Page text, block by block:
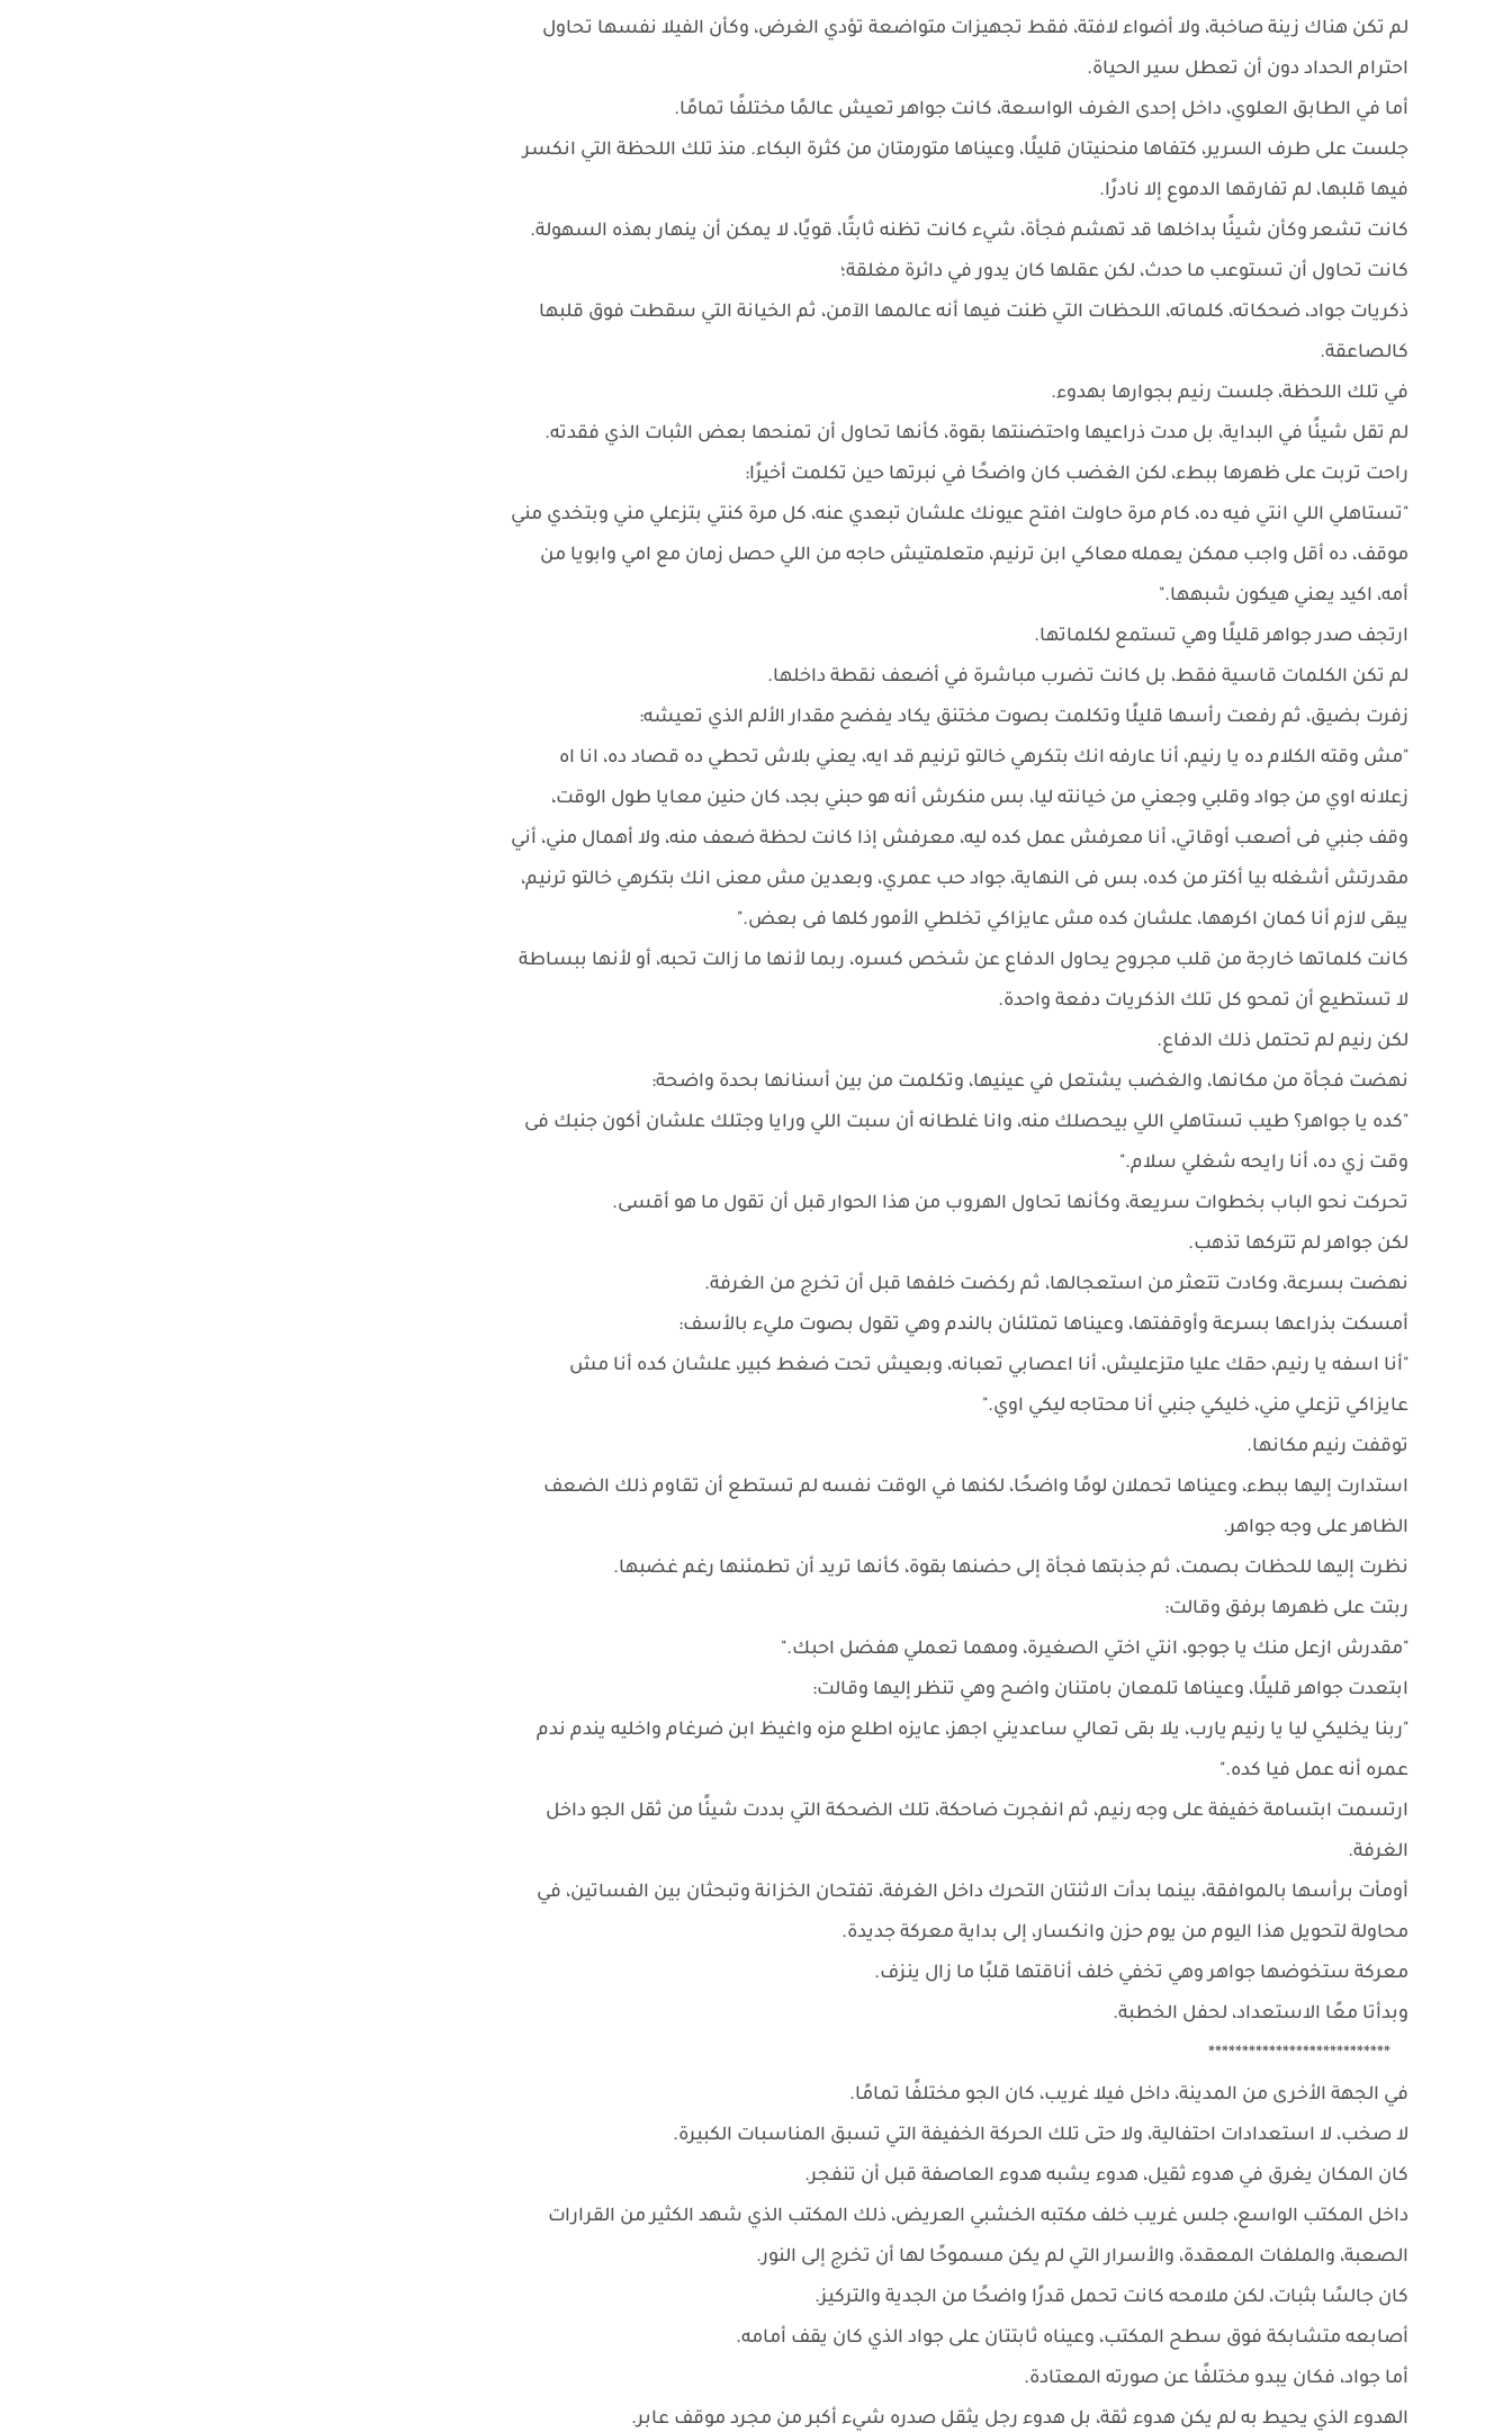
لم تكن هناك زينة صاخبة، ولا أضواء لافتة، فقط تجهيزات متواضعة تؤدي الغرض، وكأن الفيلا نفسها تحاول
احترام الحداد دون أن تعطل سير الحياة.
أما في الطابق العلوي، داخل إحدى الغرف الواسعة، كانت جواهر تعيش عالمًا مختلفًا تمامًا.
جلست على طرف السرير، كتفاها منحنيتان قليلًا، وعيناها متورمتان من كثرة البكاء. منذ تلك اللحظة التي انكسر
فيها قلبها، لم تفارقها الدموع إلا نادرًا.
كانت تشعر وكأن شيئًا بداخلها قد تهشم فجأة، شيء كانت تظنه ثابتًا، قويًا، لا يمكن أن ينهار بهذه السهولة.
كانت تحاول أن تستوعب ما حدث، لكن عقلها كان يدور في دائرة مغلقة؛
ذكريات جواد، ضحكاته، كلماته، اللحظات التي ظنت فيها أنه عالمها الآمن، ثم الخيانة التي سقطت فوق قلبها
كالصاعقة.
في تلك اللحظة، جلست رنيم بجوارها بهدوء.
لم تقل شيئًا في البداية، بل مدت ذراعيها واحتضنتها بقوة، كأنها تحاول أن تمنحها بعض الثبات الذي فقدته.
راحت تربت على ظهرها ببطء، لكن الغضب كان واضحًا في نبرتها حين تكلمت أخيرًا:
"تستاهلي اللي انتي فيه ده، كام مرة حاولت افتح عيونك علشان تبعدي عنه، كل مرة كنتي بتزعلي مني وبتخدي مني
موقف، ده أقل واجب ممكن يعمله معاكي ابن ترنيم، متعلمتيش حاجه من اللي حصل زمان مع امي وابويا من
أمه، اكيد يعني هيكون شبهها."
ارتجف صدر جواهر قليلًا وهي تستمع لكلماتها.
لم تكن الكلمات قاسية فقط، بل كانت تضرب مباشرة في أضعف نقطة داخلها.
زفرت بضيق، ثم رفعت رأسها قليلًا وتكلمت بصوت مختنق يكاد يفضح مقدار الألم الذي تعيشه:
"مش وقته الكلام ده يا رنيم، أنا عارفه انك بتكرهي خالتو ترنيم قد ايه، يعني بلاش تحطي ده قصاد ده، انا اه
زعلانه اوي من جواد وقلبي وجعني من خيانته ليا، بس منكرش أنه هو حبني بجد، كان حنين معايا طول الوقت،
وقف جنبي فى أصعب أوقاتي، أنا معرفش عمل كده ليه، معرفش إذا كانت لحظة ضعف منه، ولا أهمال مني، أني
مقدرتش أشغله بيا أكتر من كده، بس فى النهاية، جواد حب عمري، وبعدين مش معنى انك بتكرهي خالتو ترنيم،
يبقى لازم أنا كمان اكرهها، علشان كده مش عايزاكي تخلطي الأمور كلها فى بعض."
كانت كلماتها خارجة من قلب مجروح يحاول الدفاع عن شخص كسره، ربما لأنها ما زالت تحبه، أو لأنها ببساطة
لا تستطيع أن تمحو كل تلك الذكريات دفعة واحدة.
لكن رنيم لم تحتمل ذلك الدفاع.
نهضت فجأة من مكانها، والغضب يشتعل في عينيها، وتكلمت من بين أسنانها بحدة واضحة:
"كده يا جواهر؟ طيب تستاهلي اللي بيحصلك منه، وانا غلطانه أن سبت اللي ورايا وجتلك علشان أكون جنبك فى
وقت زي ده، أنا رايحه شغلي سلام."
تحركت نحو الباب بخطوات سريعة، وكأنها تحاول الهروب من هذا الحوار قبل أن تقول ما هو أقسى.
لكن جواهر لم تتركها تذهب.
نهضت بسرعة، وكادت تتعثر من استعجالها، ثم ركضت خلفها قبل أن تخرج من الغرفة.
أمسكت بذراعها بسرعة وأوقفتها، وعيناها تمتلئان بالندم وهي تقول بصوت مليء بالأسف:
"أنا اسفه يا رنيم، حقك عليا متزعليش، أنا اعصابي تعبانه، وبعيش تحت ضغط كبير، علشان كده أنا مش
عايزاكي تزعلي مني، خليكي جنبي أنا محتاجه ليكي اوي."
توقفت رنيم مكانها.
استدارت إليها ببطء، وعيناها تحملان لومًا واضحًا، لكنها في الوقت نفسه لم تستطع أن تقاوم ذلك الضعف
الظاهر على وجه جواهر.
نظرت إليها للحظات بصمت، ثم جذبتها فجأة إلى حضنها بقوة، كأنها تريد أن تطمئنها رغم غضبها.
ربتت على ظهرها برفق وقالت:
"مقدرش ازعل منك يا جوجو، انتي اختي الصغيرة، ومهما تعملي هفضل احبك."
ابتعدت جواهر قليلًا، وعيناها تلمعان بامتنان واضح وهي تنظر إليها وقالت:
"ربنا يخليكي ليا يا رنيم يارب، يلا بقى تعالي ساعديني اجهز، عايزه اطلع مزه واغيظ ابن ضرغام واخليه يندم ندم
عمره أنه عمل فيا كده."
ارتسمت ابتسامة خفيفة على وجه رنيم، ثم انفجرت ضاحكة، تلك الضحكة التي بددت شيئًا من ثقل الجو داخل
الغرفة.
أومأت برأسها بالموافقة، بينما بدأت الاثنتان التحرك داخل الغرفة، تفتحان الخزانة وتبحثان بين الفساتين، في
محاولة لتحويل هذا اليوم من يوم حزن وانكسار، إلى بداية معركة جديدة.
معركة ستخوضها جواهر وهي تخفي خلف أناقتها قلبًا ما زال ينزف.
وبدأتا معًا الاستعداد، لحفل الخطبة.
***************************
في الجهة الأخرى من المدينة، داخل فيلا غريب، كان الجو مختلفًا تمامًا.
لا صخب، لا استعدادات احتفالية، ولا حتى تلك الحركة الخفيفة التي تسبق المناسبات الكبيرة.
كان المكان يغرق في هدوء ثقيل، هدوء يشبه هدوء العاصفة قبل أن تنفجر.
داخل المكتب الواسع، جلس غريب خلف مكتبه الخشبي العريض، ذلك المكتب الذي شهد الكثير من القرارات
الصعبة، والملفات المعقدة، والأسرار التي لم يكن مسموحًا لها أن تخرج إلى النور.
كان جالسًا بثبات، لكن ملامحه كانت تحمل قدرًا واضحًا من الجدية والتركيز.
أصابعه متشابكة فوق سطح المكتب، وعيناه ثابتتان على جواد الذي كان يقف أمامه.
أما جواد، فكان يبدو مختلفًا عن صورته المعتادة.
الهدوء الذي يحيط به لم يكن هدوء ثقة، بل هدوء رجل يثقل صدره شيء أكبر من مجرد موقف عابر.